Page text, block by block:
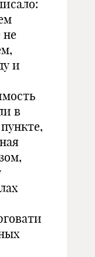
не
и
в